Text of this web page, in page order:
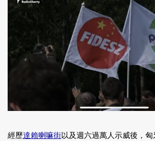
經歷達賴喇嘛街以及週六過萬人示威後，